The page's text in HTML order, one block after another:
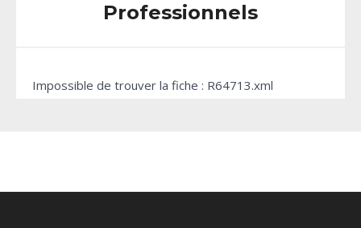
Professionnels
Impossible de trouver la fiche : R64713.xml